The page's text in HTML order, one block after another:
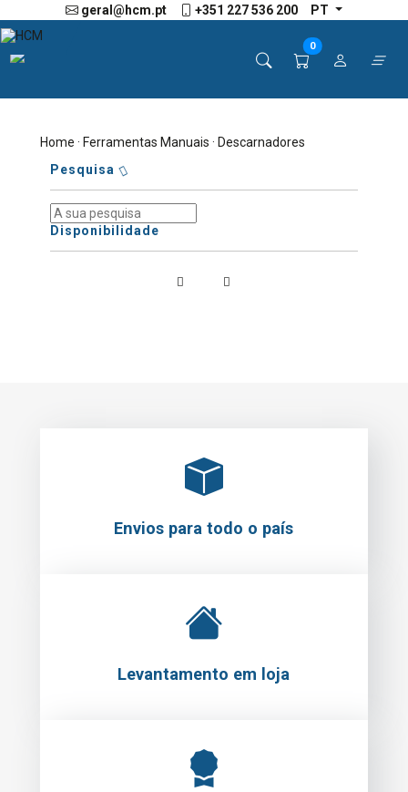
geral@hcm.pt +351 227 536 200 PT
0
Home ·Ferramentas Manuais · Descarnadores
Pesquisa
Disponibilidade
Envios para todo o país
Levantamento em loja